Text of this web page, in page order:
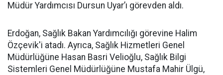
Müdür Yardımcısı Dursun Uyar’ı görevden aldı.
Erdoğan, Sağlık Bakan Yardımcılığı görevine Halim
Özçevik'i atadı. Ayrıca, Sağlık Hizmetleri Genel
Müdürlüğüne Hasan Basri Velioğlu, Sağlık Bilgi
Sistemleri Genel Müdürlüğüne Mustafa Mahir Ülgü,